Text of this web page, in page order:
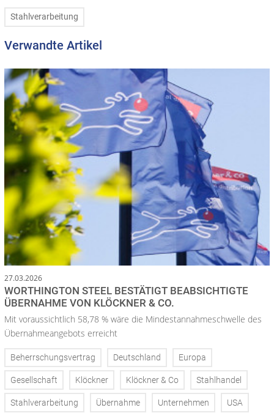
Stahlverarbeitung
Verwandte Artikel
27.03.2026
WORTHINGTON STEEL BESTÄTIGT BEABSICHTIGTE
ÜBERNAHME VON KLÖCKNER & CO.
Mit voraussichtlich 58,78 % wäre die Mindestannahmeschwelle des
Übernahmeangebots erreicht
Beherrschungsvertrag Deutschland Europa
Gesellschaft Klöckner Klöckner & Co Stahlhandel
Stahlverarbeitung Übernahme Unternehmen USA